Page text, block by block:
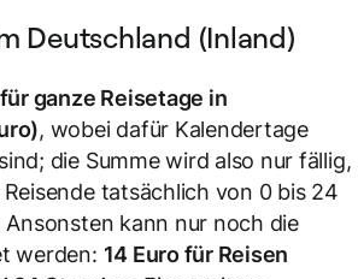
Deutschland (Inland)
ganze Reisetage in
, wobei dafür Kalendertage
die Summe wird also nur fällig,
tatsächlich von 0 bis 24
kann nur noch die
werden: 14 Euro für Reisen